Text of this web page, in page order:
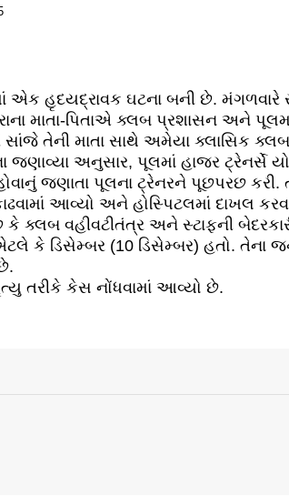
એક હૃદયદ્રાવક ઘટના બની છે. મંગળવારે
માતા-પિતાએ ક્લબ પ્રશાસન અને
સાંજે તેની માતા સાથે અમેયા ક્લાસિક
જણાવ્યા અનુસાર, પૂલમાં હાજર
જણાતા પૂલના ટ્રેનરને પૂછપરછ કરી.
આવ્યો અને હોસ્પિટલમાં દાખલ
કે ક્લબ વહીવટીતંત્ર અને સ્ટાફની
કે ડિસેમ્બર (10 ડિસેમ્બર) હતો. તેના
તરીકે કેસ નોંધવામાં આવ્યો છે.